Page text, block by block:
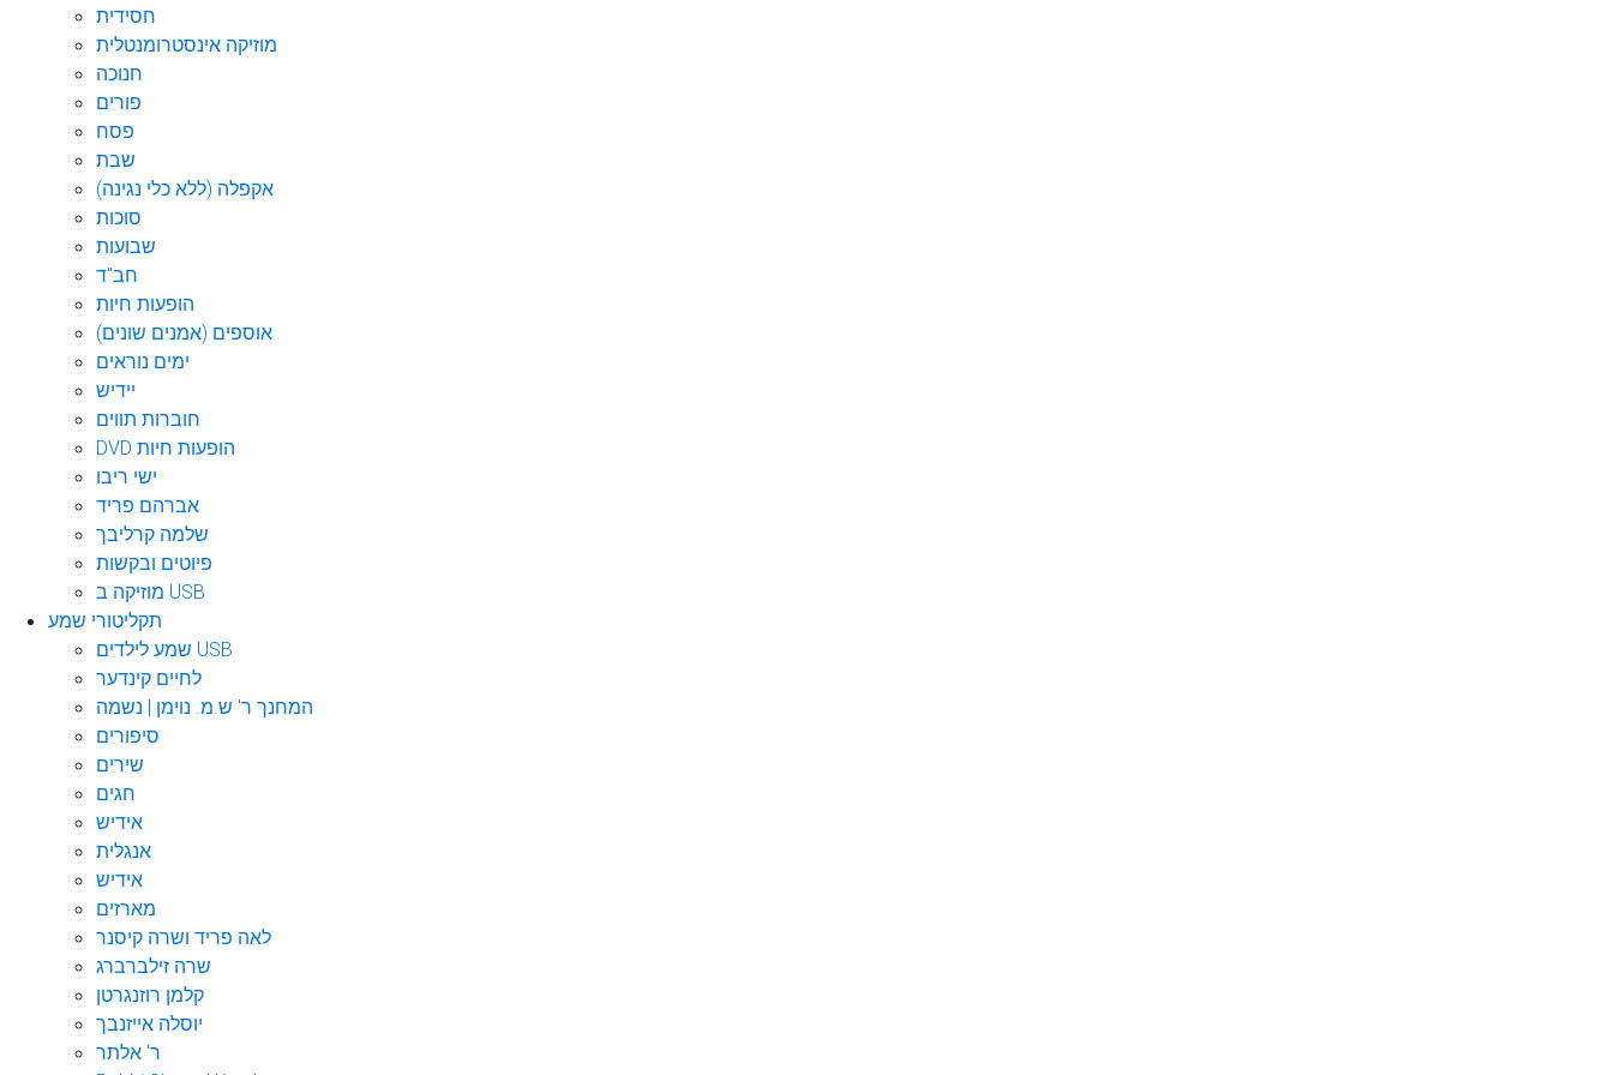
חסידית
מוזיקה אינסטרומנטלית
חנוכה
פורים
פסח
שבת
אקפלה (ללא כלי נגינה)
סוכות
שבועות
חב"ד
הופעות חיות
אוספים (אמנים שונים)
ימים נוראים
יידיש
חוברות תווים
DVD הופעות חיות
ישי ריבו
אברהם פריד
שלמה קרליבך
פיוטים ובקשות
מוזיקה ב USB
תקליטורי שמע
שמע לילדים USB
לחיים קינדער
המחנך ר' ש.מ. נוימן | נשמה
סיפורים
שירים
חגים
אידיש
אנגלית
אידיש
מארזים
לאה פריד ושרה קיסנר
שרה זילברברג
קלמן רוזנגרטן
יוסלה אייזנבך
ר' אלתר